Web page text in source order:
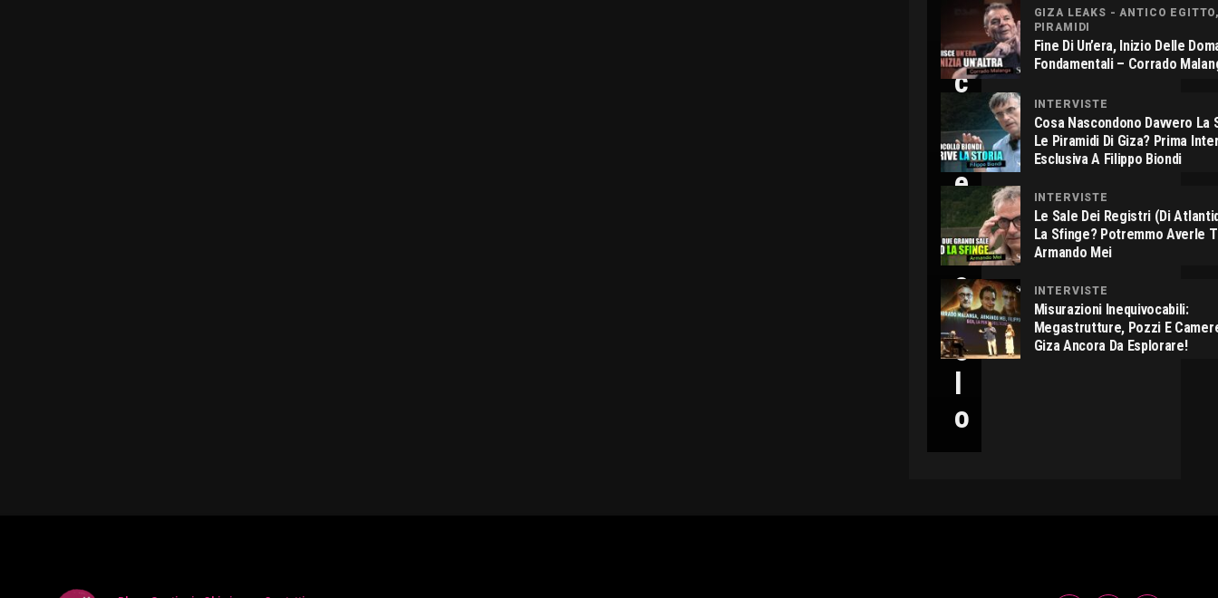
I
C
L
E
C
I
C
C
O
L
O
GIZA LEAKS - ANTICO
PIRAMIDI
Fine Di Un’era, Inizio Delle
Fondamentali – Corrado
INTERVISTE
Cosa Nascondono Davvero La
Le Piramidi Di Giza? Prima
Esclusiva A Filippo Biondi
INTERVISTE
Le Sale Dei Registri (di
La Sfinge? Potremmo Averle
Armando Mei
INTERVISTE
Misurazioni Inequivocabili:
Megastrutture, Pozzi E
Giza Ancora Da Esplorare!